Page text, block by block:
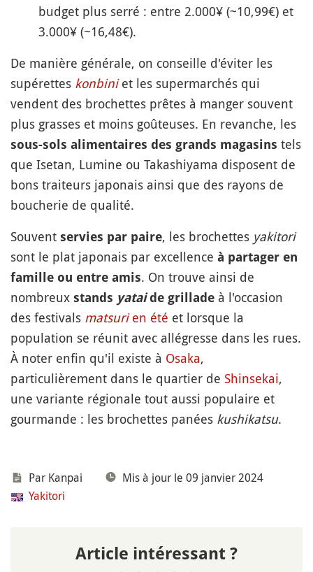
budget plus serré : entre 2.000¥ (~10,99€) et
3.000¥ (~16,48€).
De manière générale, on conseille d'éviter les
supérettes konbiniet les supermarchés qui
vendent des brochettes prêtes à manger souvent
plus grasses et moins goûteuses. En revanche, les
sous-sols alimentaires des grands magasins tels
que Isetan, Lumine ou Takashiyama disposent de
bons traiteurs japonais ainsi que des rayons de
boucherie de qualité.
Souvent servies par paire, les brochettes yakitori
sont le plat japonais par excellence à partager en
famille ou entre amis. On trouve ainsi de
nombreux stands yataide grillade à l'occasion
des festivals matsuri en été et lorsque la
population se réunit avec allégresse dans les rues.
À noter enfin qu'il existe à Osaka,
particulièrement dans le quartier de Shinsekai,
une variante régionale tout aussi populaire et
gourmande : les brochettes panées kushikatsu.
Par Kanpai
Mis à jour le 09 janvier 2024
Yakitori
Article intéressant ?